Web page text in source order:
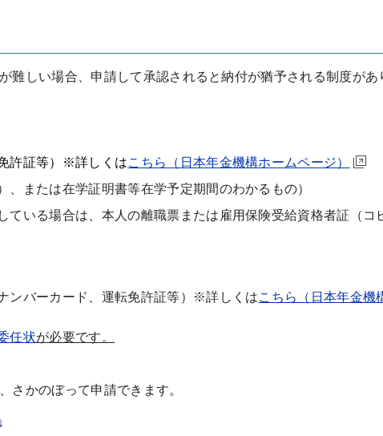
難しい場合、申請して承認されると納付が猶予される制度があ
許証等）※詳しくはこちら（日本年金機構ホームページ）
または在学証明書等在学予定期間のわかるもの）
ている場合は、本人の離職票または雇用保険受給資格者証（コ
ンバーカード、運転免許証等）※詳しくはこちら（日本年金機
任状が必要です。
かのぼって申請できます。